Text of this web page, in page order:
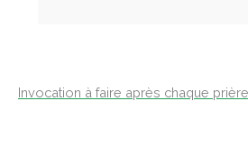
Invocation à faire après chaque prière